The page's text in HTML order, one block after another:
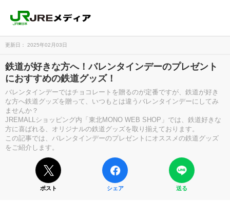
更新日： 2025年02月03日
鉄道が好きな方へ！バレンタインデーのプレゼント
におすすめの鉄道グッズ！
バレンタインデーではチョコレートを贈るのが定番ですが、鉄道が好き
な方へ鉄道グッズを贈って、いつもとは違うバレンタインデーにしてみ
ませんか？
JREMALLショッピング内「東北MONO WEB SHOP」では、鉄道好きな
方に喜ばれる、オリジナルの鉄道グッズを取り揃えております。
この記事では、バレンタインデーのプレゼントにオススメの鉄道グッズ
をご紹介します。
ポスト シェア 送る